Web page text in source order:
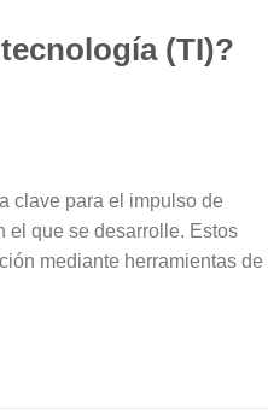
(TI)?
clave para el impulso de
el que se desarrolle. Estos
mediante herramientas de